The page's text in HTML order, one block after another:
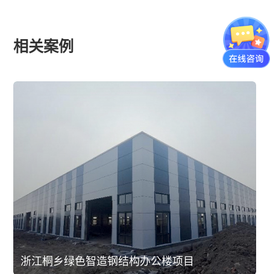
相关案例
浙江桐乡绿色智造钢结构办公楼项目